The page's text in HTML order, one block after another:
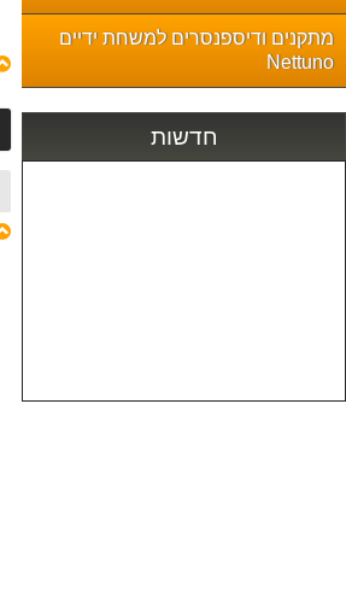
מתקנים ודיספנסרים למשחת ידיים
Nettuno
חדשות